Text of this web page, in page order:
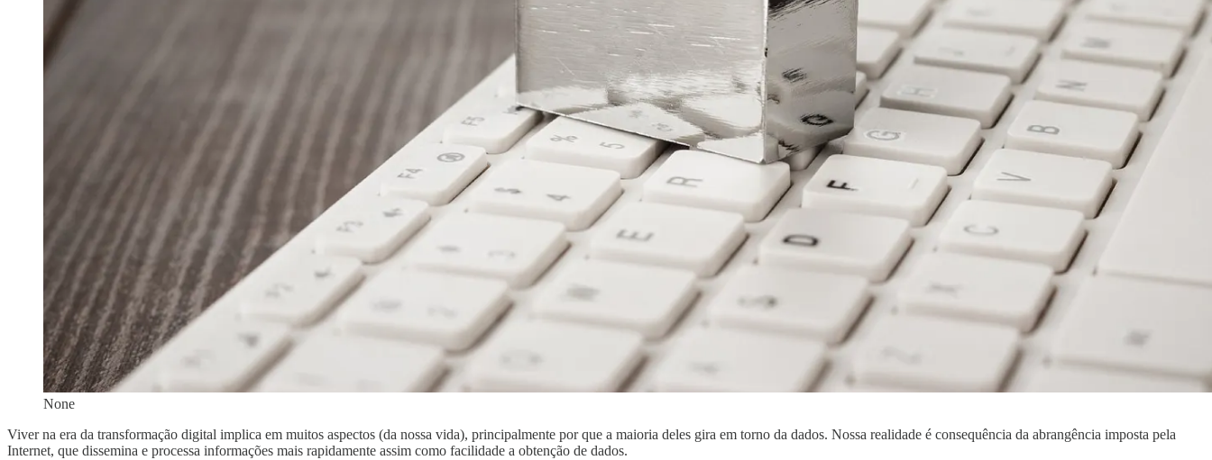
None
Viver na era da transformação digital implica em muitos aspectos (da nossa vida), principalmente por que a maioria deles gira em torno da dados. Nossa realidade é consequência da abrangência imposta pela
Internet, que dissemina e processa informações mais rapidamente assim como facilidade a obtenção de dados.